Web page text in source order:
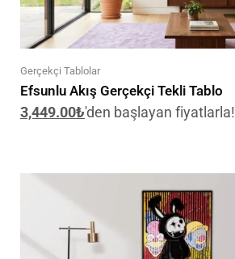
Gerçekçi Tablolar
Efsunlu Akış Gerçekçi Tekli Tablo
3,449.00₺'den başlayan fiyatlarla!